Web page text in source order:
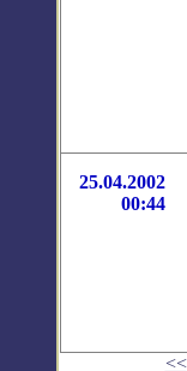
25.04.2002
00:44
<<